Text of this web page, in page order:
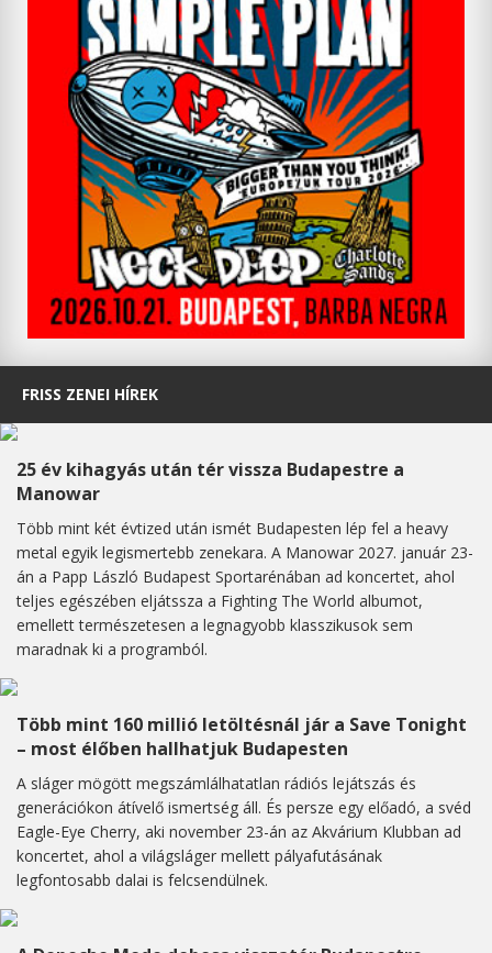
FRISS ZENEI HÍREK
25 év kihagyás után tér vissza Budapestre a
Manowar
Több mint két évtized után ismét Budapesten lép fel a heavy
metal egyik legismertebb zenekara. A Manowar 2027. január 23-
án a Papp László Budapest Sportarénában ad koncertet, ahol
teljes egészében eljátssza a Fighting The World albumot,
emellett természetesen a legnagyobb klasszikusok sem
maradnak ki a programból.
Több mint 160 millió letöltésnál jár a Save Tonight
– most élőben hallhatjuk Budapesten
A sláger mögött megszámlálhatatlan rádiós lejátszás és
generációkon átívelő ismertség áll. És persze egy előadó, a svéd
Eagle-Eye Cherry, aki november 23-án az Akvárium Klubban ad
koncertet, ahol a világsláger mellett pályafutásának
legfontosabb dalai is felcsendülnek.